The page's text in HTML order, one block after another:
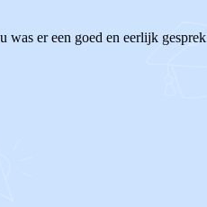
er een goed en eerlijk